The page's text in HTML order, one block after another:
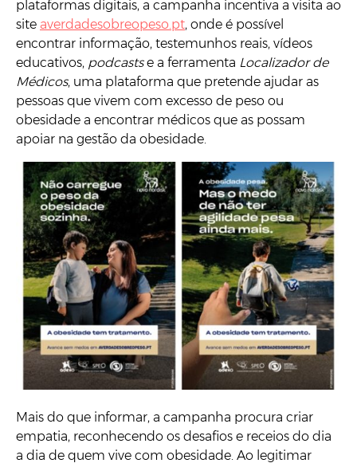
plataformas digitais, a campanha incentiva a visita ao
site averdadesobreopeso.pt, onde é possível
encontrar informação, testemunhos reais, vídeos
educativos, podcastse a ferramenta Localizador de
Médicos, uma plataforma que pretende ajudar as
pessoas que vivem com excesso de peso ou
obesidade a encontrar médicos que as possam
apoiar na gestão da obesidade.
Mais do que informar, a campanha procura criar
empatia, reconhecendo os desafios e receios do dia
a dia de quem vive com obesidade. Ao legitimar